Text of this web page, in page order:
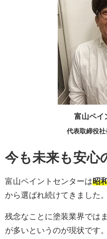
富山ペイ
代表取締役社
今も未来も安心
富山ペイントセンターは昭
から選ばれ続けてきました。
残念なことに塗装業界では
が多いというのが現状です。